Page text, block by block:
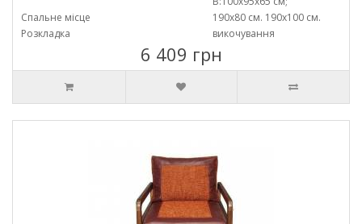
Спальне місце
190х80 см. 190х100 см.
Розкладка
викочування
6 409 грн